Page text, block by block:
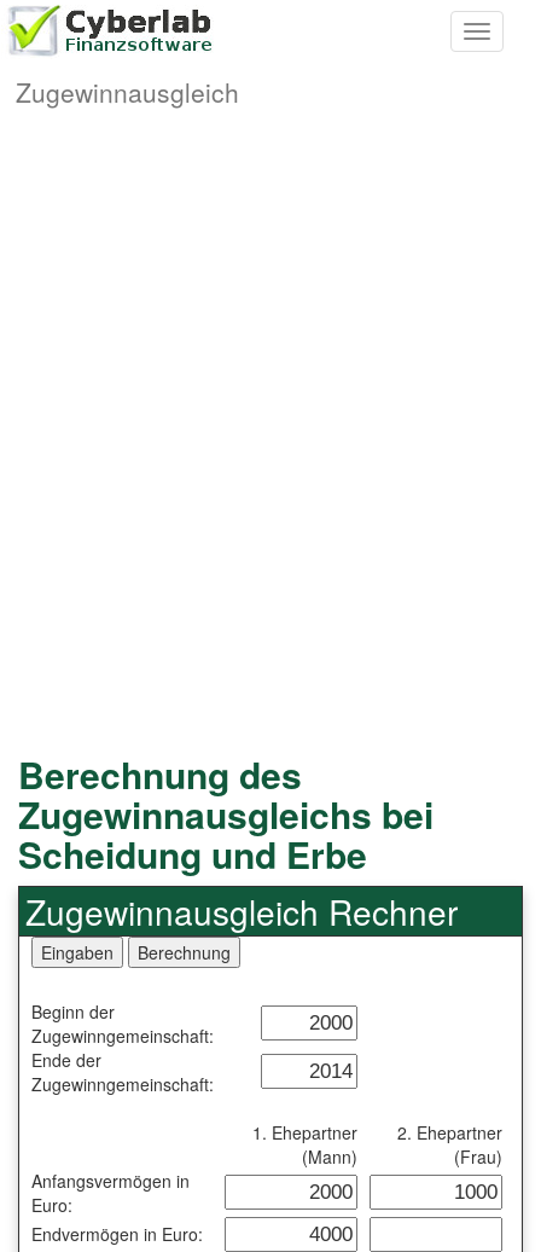
Toggle
Zugewinnausgleich
Berechnung des
Zugewinnausgleichs bei
Scheidung und Erbe
Zugewinnausgleich Rechner
Beginn der
Zugewinngemeinschaft:
Ende der
Zugewinngemeinschaft:
1. Ehepartner
(Mann)
2. Ehepartner
(Frau)
Anfangsvermögen in
Euro:
Endvermögen in Euro: